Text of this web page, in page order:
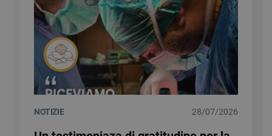
NOTIZIE 28/07/2026